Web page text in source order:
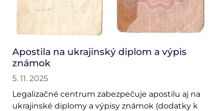
Apostila na ukrajinský diplom a výpis
známok
5. 11. 2025
Legalizačné centrum zabezpečuje apostilu aj na
ukrajinské diplomy a výpisy známok (dodatky k